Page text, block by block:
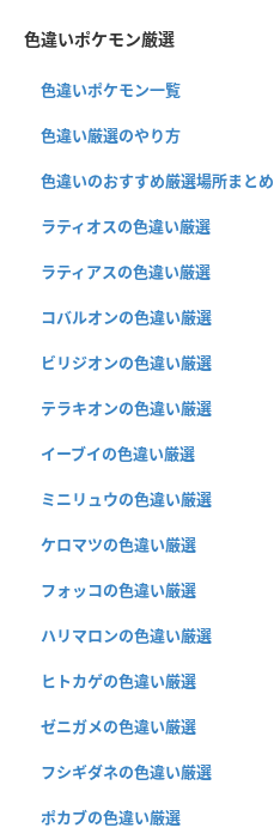
色違いポケモン厳選
色違いポケモン一覧
色違い厳選のやり方
色違いのおすすめ厳選場所まとめ
ラティオスの色違い厳選
ラティアスの色違い厳選
コバルオンの色違い厳選
ビリジオンの色違い厳選
テラキオンの色違い厳選
イーブイの色違い厳選
ミニリュウの色違い厳選
ケロマツの色違い厳選
フォッコの色違い厳選
ハリマロンの色違い厳選
ヒトカゲの色違い厳選
ゼニガメの色違い厳選
フシギダネの色違い厳選
ポカブの色違い厳選